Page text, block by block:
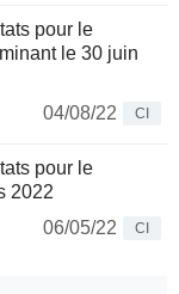
pour le
le 30 juin
04/08/22
CI
pour le
2022
06/05/22
CI